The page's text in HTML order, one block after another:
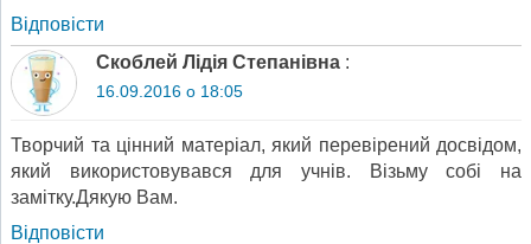
Відповіcти
Скоблей Лідія Степанівна :
16.09.2016 о 18:05
Творчий та цінний матеріал, який перевірений досвідом,
який використовувався для учнів. Візьму собі на
замітку.Дякую Вам.
Відповіcти